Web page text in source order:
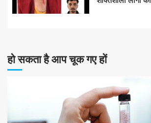
हो सकता है आप चूक गए हों